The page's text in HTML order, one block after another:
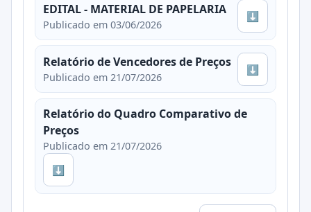
EDITAL - MATERIAL DE PAPELARIA
Publicado em 03/06/2026
⬇
Relatório de Vencedores de Preços
Publicado em 21/07/2026
⬇
Relatório do Quadro Comparativo de
Preços
Publicado em 21/07/2026
⬇